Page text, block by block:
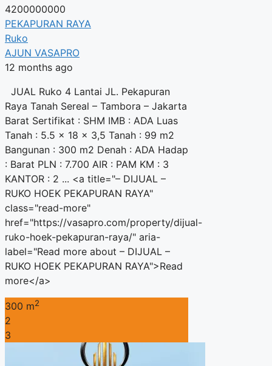
4200000000
PEKAPURAN RAYA
Ruko
AJUN VASAPRO
12 months ago
JUAL Ruko 4 Lantai JL. Pekapuran
Raya Tanah Sereal – Tambora – Jakarta
Barat Sertifikat : SHM IMB : ADA Luas
Tanah : 5.5 x 18 x 3,5 Tanah : 99 m2
Bangunan : 300 m2 Denah : ADA Hadap
: Barat PLN : 7.700 AIR : PAM KM : 3
KANTOR : 2 ... <a title="– DIJUAL –
RUKO HOEK PEKAPURAN RAYA"
class="read-more"
href="https://vasapro.com/property/dijual-
ruko-hoek-pekapuran-raya/" aria-
label="Read more about – DIJUAL –
RUKO HOEK PEKAPURAN RAYA">Read
more</a>
300 m2
2
3